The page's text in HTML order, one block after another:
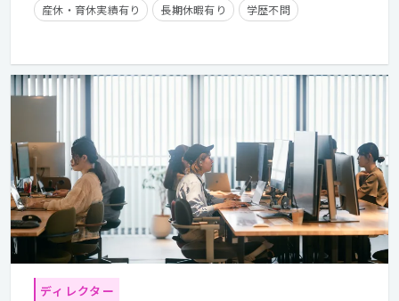
産休・育休実績有り
長期休暇有り
学歴不問
ディレクター